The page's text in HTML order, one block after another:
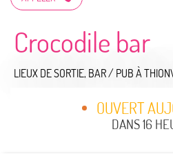
Crocodile bar
LIEUX DE SORTIE, BAR / PUB À
OUVERT
DANS 16